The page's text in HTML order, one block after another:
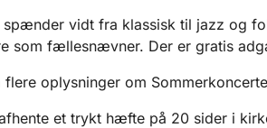
spænder vidt fra klassisk til jazz og
som fællesnævner. Der er gratis
flere oplysninger om
et trykt hæfte på 20 sider i